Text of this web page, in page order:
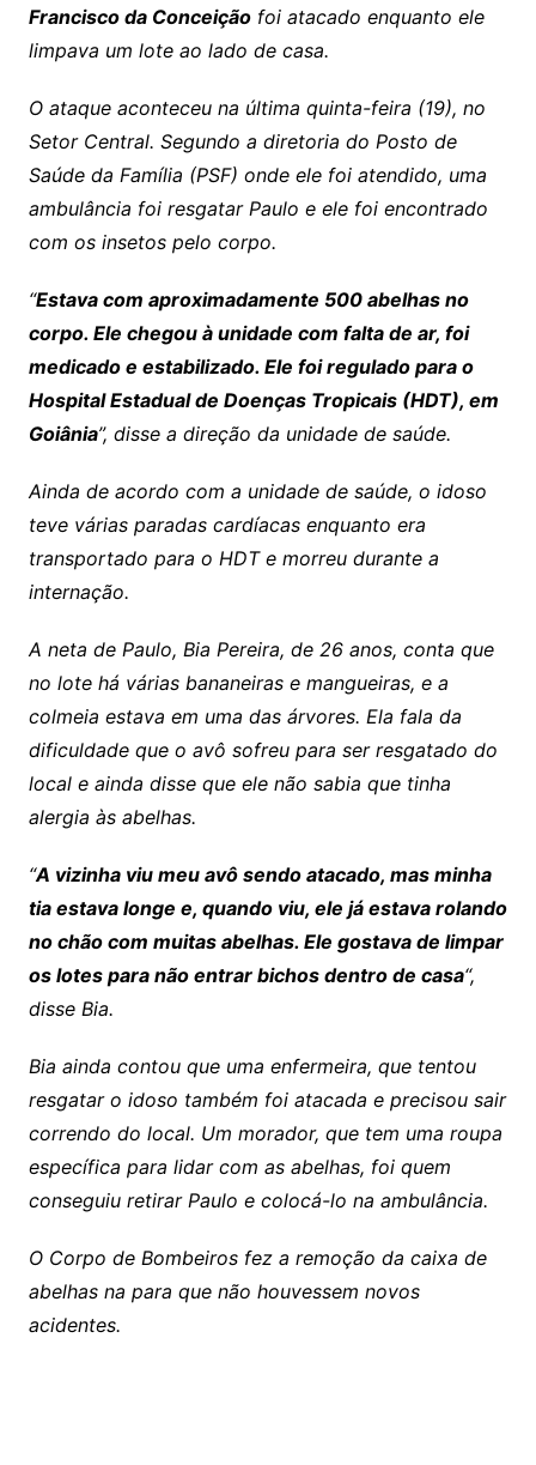
Francisco da Conceiçãofoi atacado enquanto ele
limpava um lote ao lado de casa.
O ataque aconteceu na última quinta-feira (19), no
Setor Central. Segundo a diretoria do Posto de
Saúde da Família (PSF) onde ele foi atendido, uma
ambulância foi resgatar Paulo e ele foi encontrado
com os insetos pelo corpo.
“Estava com aproximadamente 500 abelhas no
corpo. Ele chegou à unidade com falta de ar, foi
medicado e estabilizado. Ele foi regulado para o
Hospital Estadual de Doenças Tropicais (HDT), em
Goiânia”, disse a direção da unidade de saúde.
Ainda de acordo com a unidade de saúde, o idoso
teve várias paradas cardíacas enquanto era
transportado para o HDT e morreu durante a
internação.
A neta de Paulo, Bia Pereira, de 26 anos, conta que
no lote há várias bananeiras e mangueiras, e a
colmeia estava em uma das árvores. Ela fala da
dificuldade que o avô sofreu para ser resgatado do
local e ainda disse que ele não sabia que tinha
alergia às abelhas.
“A vizinha viu meu avô sendo atacado, mas minha
tia estava longe e, quando viu, ele já estava rolando
no chão com muitas abelhas. Ele gostava de limpar
os lotes para não entrar bichos dentro de casa“,
disse Bia.
Bia ainda contou que uma enfermeira, que tentou
resgatar o idoso também foi atacada e precisou sair
correndo do local. Um morador, que tem uma roupa
específica para lidar com as abelhas, foi quem
conseguiu retirar Paulo e colocá-lo na ambulância.
O Corpo de Bombeiros fez a remoção da caixa de
abelhas na para que não houvessem novos
acidentes.